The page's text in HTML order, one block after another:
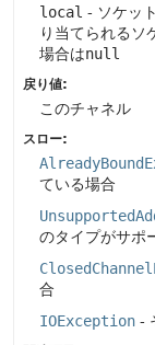
local - ソケッ
り当てられるソ
場合はnull
戻り値:
このチャネル
スロー:
ている場合
のタイプがサポ
合
IOException -